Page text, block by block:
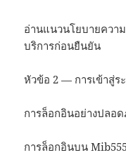
อ่านแนวนโยบายควา
บริการก่อนยืนยัน
หัวข้อ 2 — การเข้าสู่ร
การล็อกอินอย่างปลอ
การล็อกอินบน